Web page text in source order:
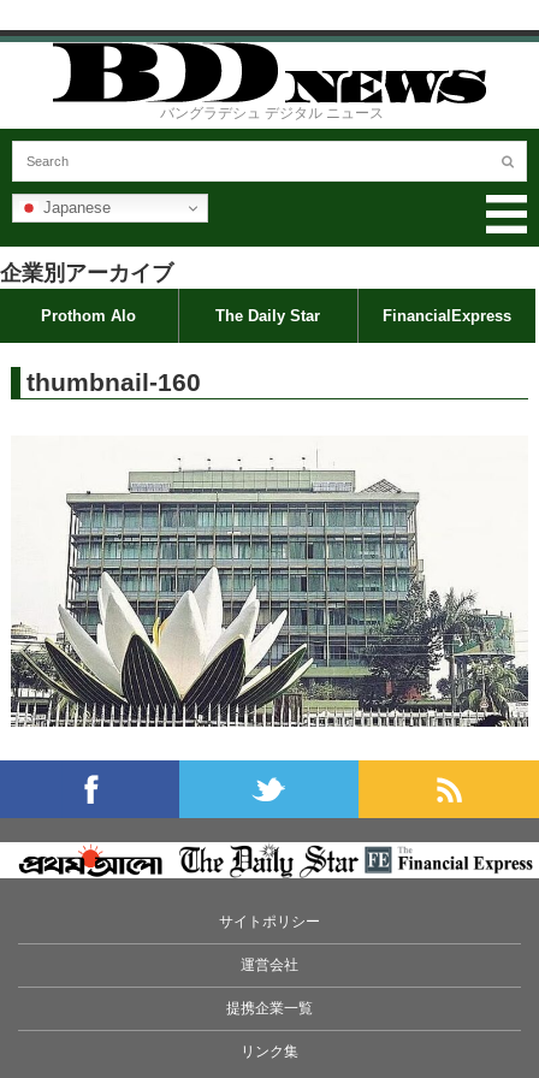
バングラデシュ デジタル ニュース
Japanese
企業別アーカイブ
Prothom Alo The Daily Star FinancialExpress
thumbnail-160
サイトポリシー
運営会社
提携企業一覧
リンク集